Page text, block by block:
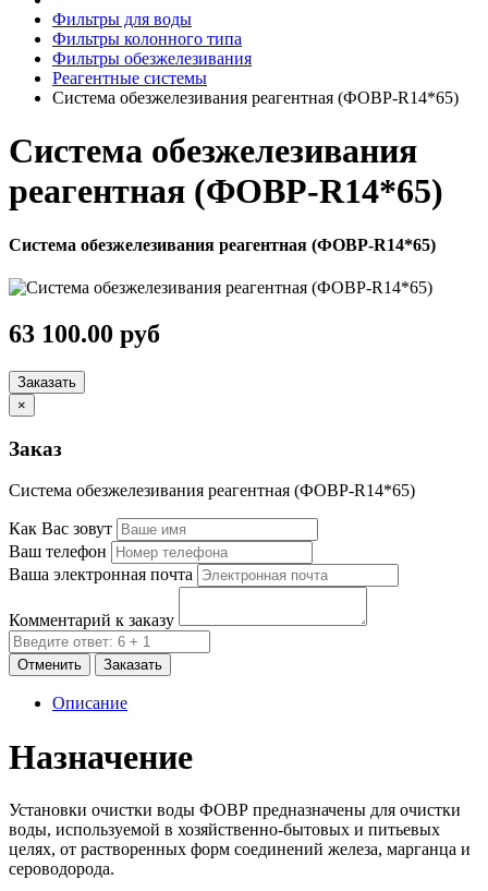
Фильтры для воды
Фильтры колонного типа
Фильтры обезжелезивания
Реагентные системы
Система обезжелезивания реагентная (ФОВР-R14*65)
Система обезжелезивания
реагентная (ФОВР-R14*65)
Система обезжелезивания реагентная (ФОВР-R14*65)
63 100.00 руб
Заказать
×
Заказ
Система обезжелезивания реагентная (ФОВР-R14*65)
Как Вас зовут
Ваш телефон
Ваша электронная почта
Комментарий к заказу
Отменить Заказать
Описание
Назначение
Установки очистки воды ФОВР предназначены для очистки
воды, используемой в хозяйственно-бытовых и питьевых
целях, от растворенных форм соединений железа, марганца и
сероводорода.